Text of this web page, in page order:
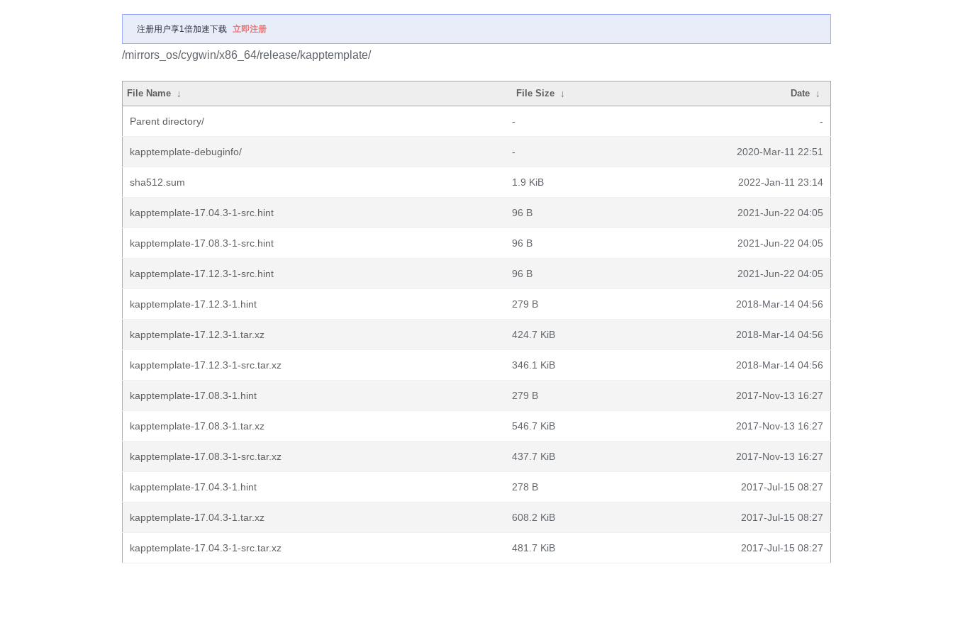
注册用户享1倍加速下载 立即注册
/mirrors_os/cygwin/x86_64/release/kapptemplate/
File Name ↓ File Size ↓ Date ↓
Parent directory/ - -
kapptemplate-debuginfo/ - 2020-Mar-11 22:51
sha512.sum 1.9 KiB 2022-Jan-11 23:14
kapptemplate-17.04.3-1-src.hint 96 B 2021-Jun-22 04:05
kapptemplate-17.08.3-1-src.hint 96 B 2021-Jun-22 04:05
kapptemplate-17.12.3-1-src.hint 96 B 2021-Jun-22 04:05
kapptemplate-17.12.3-1.hint 279 B 2018-Mar-14 04:56
kapptemplate-17.12.3-1.tar.xz 424.7 KiB 2018-Mar-14 04:56
kapptemplate-17.12.3-1-src.tar.xz 346.1 KiB 2018-Mar-14 04:56
kapptemplate-17.08.3-1.hint 279 B 2017-Nov-13 16:27
kapptemplate-17.08.3-1.tar.xz 546.7 KiB 2017-Nov-13 16:27
kapptemplate-17.08.3-1-src.tar.xz 437.7 KiB 2017-Nov-13 16:27
kapptemplate-17.04.3-1.hint 278 B 2017-Jul-15 08:27
kapptemplate-17.04.3-1.tar.xz 608.2 KiB 2017-Jul-15 08:27
kapptemplate-17.04.3-1-src.tar.xz 481.7 KiB 2017-Jul-15 08:27